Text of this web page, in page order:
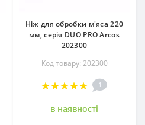
Ніж для обробки м'яса 220
мм, серія DUO PRO Arcos
202300
Код товару: 202300
1
в наявностi